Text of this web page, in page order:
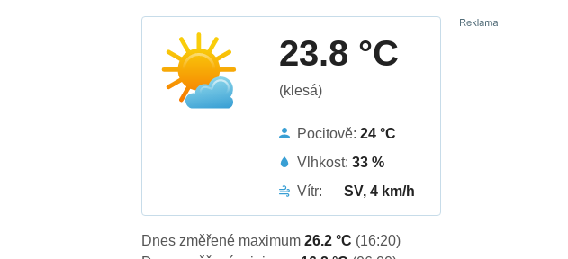
23.8 °C
(klesá)
Pocitově:24 °C
Vlhkost:33 %
Vítr:
SV, 4 km/h
Dnes změřené maximum26.2 °C (16:20)